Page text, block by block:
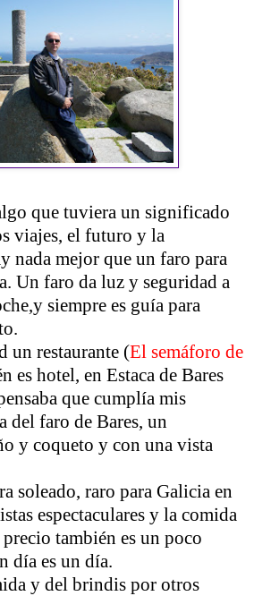
que tuviera un significado
viajes, el futuro y la
nada mejor que un faro para
Un faro da luz y seguridad a
siempre es guía para
un restaurante (El semáforo de
es hotel, en Estaca de Bares
que cumplía mis
del faro de Bares, un
y coqueto y con una vista
soleado, raro para Galicia en
espectaculares y la comida
también es un poco
día es un día.
y del brindis por otros